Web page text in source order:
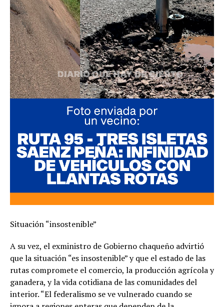
Situación “insostenible”
A su vez, el exministro de Gobierno chaqueño advirtió
que la situación “es insostenible” y que el estado de las
rutas compromete el comercio, la producción agrícola y
ganadera, y la vida cotidiana de las comunidades del
interior. “El federalismo se ve vulnerado cuando se